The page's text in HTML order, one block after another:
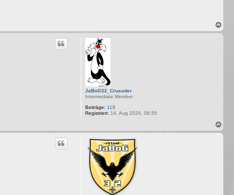
JaBoG32_Crusader
Intermediate Member
Beiträge: 119
Registriert: 14. Aug 2020, 08:55